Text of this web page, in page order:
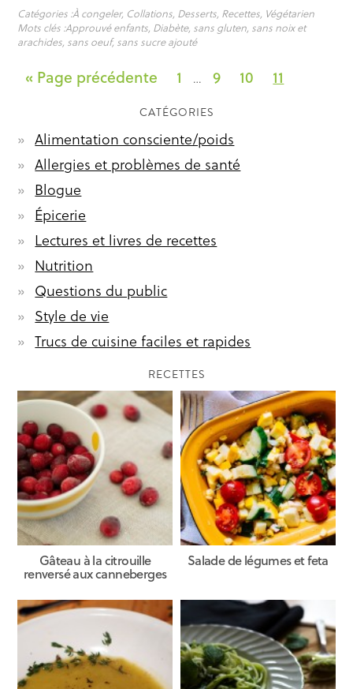
Catégories :À congeler, Collations, Desserts, Recettes, Végétarien
Mots clés :Approuvé enfants, Diabète, sans gluten, sans noix et
arachides, sans oeuf, sans sucre ajouté
« Page précédente 1 … 9 10 11
CATÉGORIES
Alimentation consciente/poids
Allergies et problèmes de santé
Blogue
Épicerie
Lectures et livres de recettes
Nutrition
Questions du public
Style de vie
Trucs de cuisine faciles et rapides
RECETTES
Gâteau à la citrouille
renversé aux canneberges
Salade de légumes et feta